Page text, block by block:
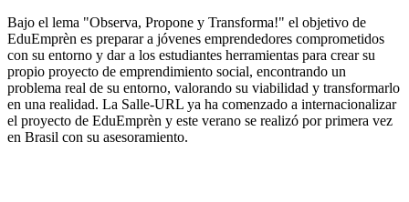
Bajo el lema "Observa, Propone y Transforma!" el objetivo de
EduEmprèn es preparar a jóvenes emprendedores comprometidos
con su entorno y dar a los estudiantes herramientas para crear su
propio proyecto de emprendimiento social, encontrando un
problema real de su entorno, valorando su viabilidad y transformarlo
en una realidad. La Salle-URL ya ha comenzado a internacionalizar
el proyecto de EduEmprèn y este verano se realizó por primera vez
en Brasil con su asesoramiento.